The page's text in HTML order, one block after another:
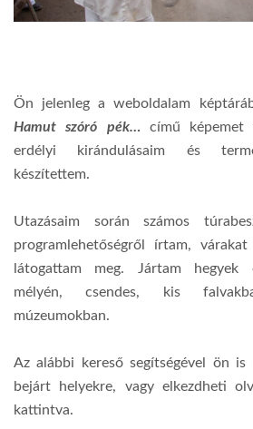
Ön jelenleg a weboldalam
Hamut szóró pék… című képemet
erdélyi kirándulásaim és
készítettem.
Utazásaim során számos
programlehetőségről írtam,
látogattam meg. Jártam hegyek
mélyén, csendes, kis
múzeumokban.
Az alábbi kereső segítségével ön is
bejárt helyekre, vagy elkezdheti
kattintva.